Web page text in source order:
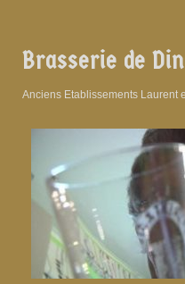
Brasserie de
Anciens Etablissements Laurent